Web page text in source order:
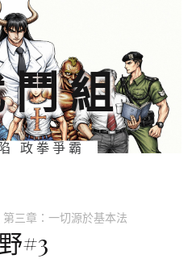
鬥組
政拳爭霸
第三章：一切源於基本法
#3